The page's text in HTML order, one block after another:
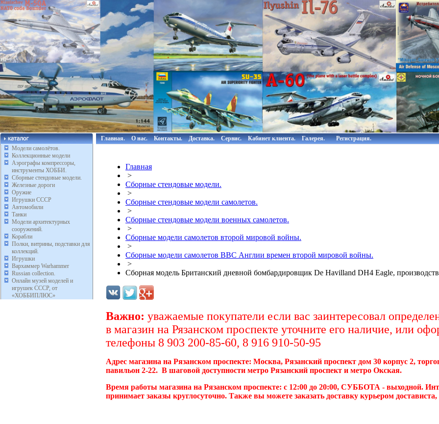
Модели самолётов.
Коллекционные модели
Аэрографы компрессоры,
инструменты ХОББИ.
Сборные стендовые модели.
Железные дороги
Оружие
Игрушки СССР
Автомобили
Танки
Модели архитектурных
сооружений.
Корабли
Полки, витрины, подставки для
коллекций.
Игрушки
Вархаммер Warhammer
Russian collection.
Онлайн музей моделей и
игрушек СССР, от
«ХОББИПЛЮС»
Главная. О нас. Контакты. Доставка. Сервис. Кабинет клиента. Галерея. Регистрация.
Главная
>
Сборные стендовые модели.
>
Сборные стендовые модели самолетов.
>
Сборные стендовые модели военных самолетов.
>
Сборные модели самолетов второй мировой войны.
>
Сборные модели самолетов ВВС Англии времен второй мировой войны.
>
Сборная модель Британский дневной бомбардировщик De Havilland DH4 Eagle,
Важно: уважаемые покупатели если вас заинтересовал
в магазин на Рязанском проспекте уточните его наличие, или
телефоны 8 903 200-85-60, 8 916 910-50-95
Адрес магазина на Рязанском проспекте: Москва, Рязанский проспект дом 30 корпус 2,
павильон 2-22. В шаговой доступности метро Рязанский проспект и метро Окская.
Время работы магазина на Рязанском проспекте: с 12:00 до 20:00, СУББОТА - выходной.
принимает заказы круглосуточно. Также вы можете заказать доставку курьером